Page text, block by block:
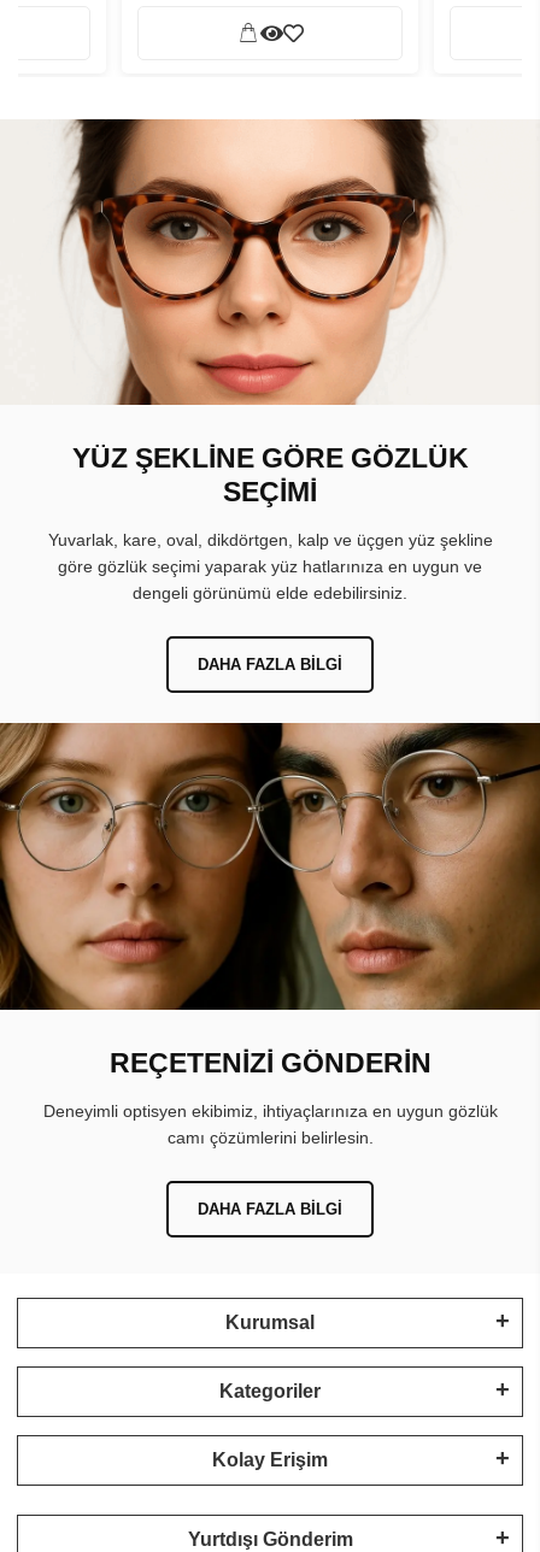
YÜZ ŞEKLİNE GÖRE GÖZLÜK
SEÇİMİ
Yuvarlak, kare, oval, dikdörtgen, kalp ve üçgen yüz şekline
göre gözlük seçimi yaparak yüz hatlarınıza en uygun ve
dengeli görünümü elde edebilirsiniz.
DAHA FAZLA BILGI
REÇETENİZİ GÖNDERİN
Deneyimli optisyen ekibimiz, ihtiyaçlarınıza en uygun gözlük
camı çözümlerini belirlesin.
DAHA FAZLA BILGI
Kurumsal
Kategoriler
Kolay Erişim
Yurtdışı Gönderim